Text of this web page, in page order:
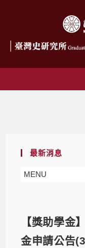
最新消息
MENU
【獎助學金
金申請公告